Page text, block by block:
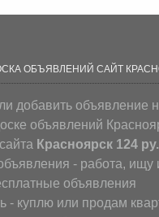
ОБЪЯВЛЕНИЙ САЙТ
добавить объявление
объявлений
Красноярск 124 ру.
- работа, ищу
объявления
- куплю или продам